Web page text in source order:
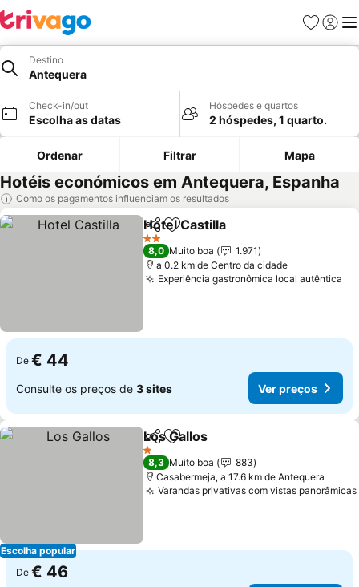
Favoritos
Iniciar
Destino
Antequera
Check-in/out
Escolha as datas
Hóspedes e quartos
2 hóspedes, 1 quarto.
Ordenar Filtrar Mapa
Hotéis económicos em Antequera, Espanha
Como os pagamentos influenciam os resultados
PartilharAdicionar aos favoritos
Hotel Castilla
2 Estrelas
8,0 Muito boa
1.971
a 0.2 km de Centro da cidade
Experiência gastronômica local autêntica
De € 44
Consulte os preços de 3 sites Ver preços
Escolha popular
PartilharAdicionar aos favoritos
Los Gallos
1 Estrelas
8,3 Muito boa
883
Casabermeja, a 17.6 km de Antequera
Varandas privativas com vistas panorâmicas
De € 46